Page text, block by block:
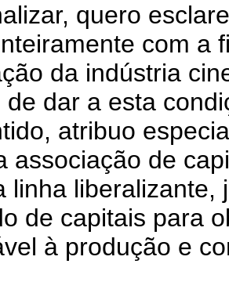
quero
com a
da indústria
de dar a esta
atribuo
associação de
linha
de capitais para
à produção e